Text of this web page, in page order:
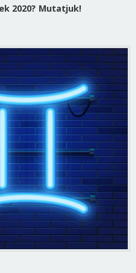
2020? Mutatjuk!